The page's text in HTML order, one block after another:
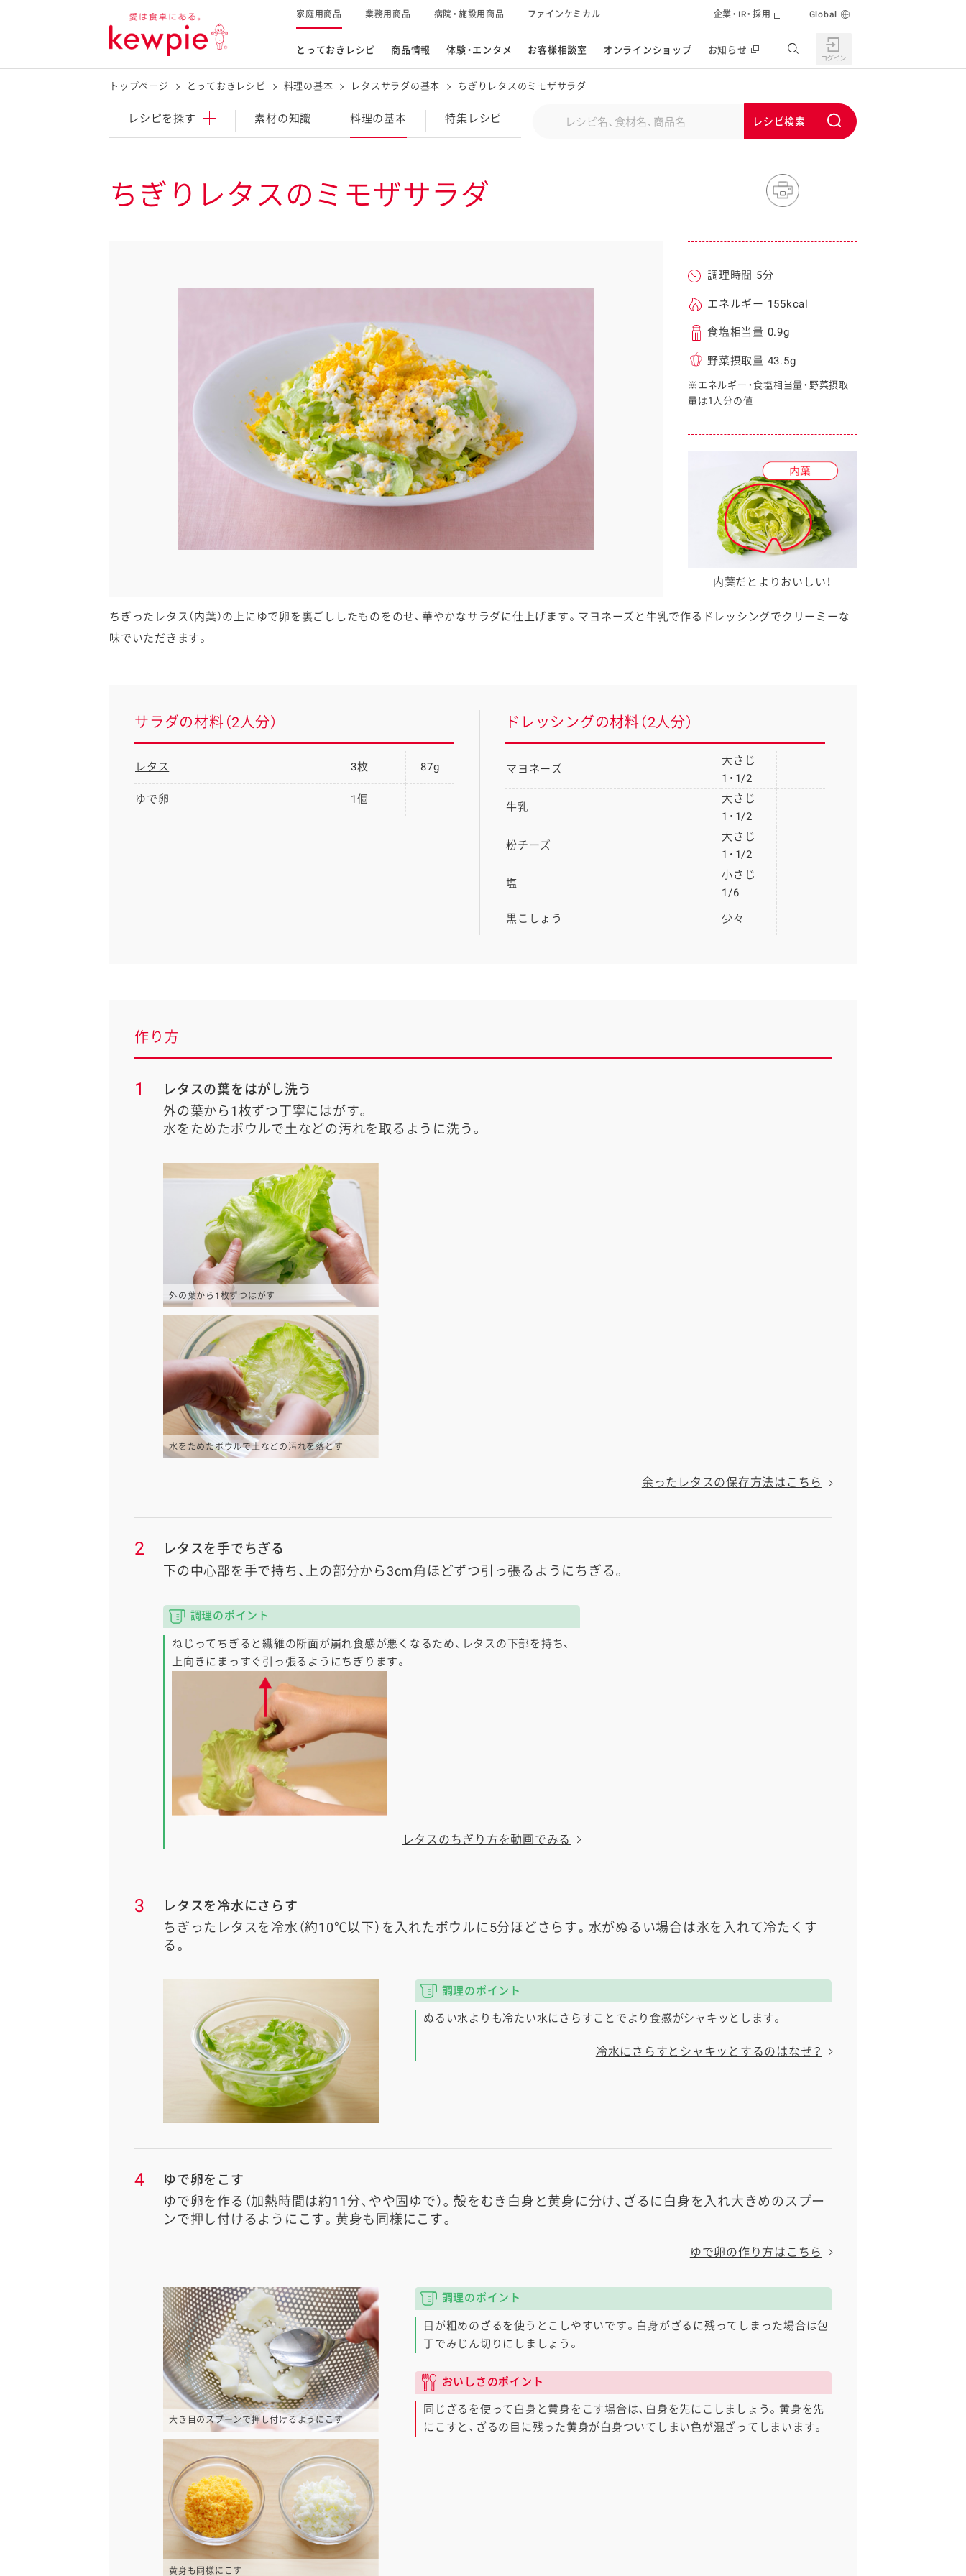
とっておきレシピ
料理の基本 特集レシピ
おすすめの特設サイト
キユーピー マヨネーズキッチン
明日もうれしい。サラダストック
おうちでミールストック
みんなの食と健康応援
商品情報
マヨネーズなど ドレッシングなど
介護食
ベビーフード・幼児食 栄養・健康ケア商品
サプリメントなど スキンケア用品
その他の商品サイト
体験・エンタメ
深谷テラス ヤサイな
おたのしみコンテンツ
キユーピー３分
クッキング
テレビ・ラジオ
キャンペーン・イベント
イベント協賛
お客様相談室 オンラインショップ お知らせ
家庭用商品 業務用商品 病院・施設用商品 ファインケミカル 企業・IR・採用
企業情報
株主・投資家の皆様へ
採用情報
Global
トップページ とっておきレシピ 料理の基本 レタスサラダの基本 ちぎりレタスのミモザサラダ
レシピを探す 素材の知識 料理の基本 特集 レシピ
m
ちぎりレタスのミモザサラダ
ちぎったレタス（内葉）の上にゆで卵を裏ごししたものをのせ、華やかなサラダに仕上げます。マヨネーズと牛乳で作るドレッシングでクリーミーな
味でいただきます。
調理時間 5分
エネルギー 155kcal
食塩相当量 0.9g
野菜摂取量 43.5g
※エネルギー・食塩相当量・野菜摂取
量は1人分の値
内葉だとよりおいしい！
サラダの材料（2人分）
レタス 3枚 87g
ゆで卵 1個
ドレッシングの材料（2人分）
マヨネーズ
大さじ
1・1/2
牛乳
大さじ
1・1/2
粉チーズ
大さじ
1・1/2
塩
小さじ
1/6
黒こしょう
少々
作り方
1
レタスの葉をはがし洗う
外の葉から1枚ずつ丁寧にはがす。
水をためたボウルで土などの汚れを取るように洗う。
外の葉から1枚ずつはがす
水をためたボウルで土などの汚れを落とす
余ったレタスの保存方法はこちら
2
レタスを手でちぎる
下の中心部を手で持ち、上の部分から3cm角ほどずつ引っ張るようにちぎる。
調理のポイント
ねじってちぎると繊維の断面が崩れ食感が悪くなるため、レタスの下部を持ち、
上向きにまっすぐ引っ張るようにちぎります。
レタスのちぎり方を動画でみる
3
レタスを冷水にさらす
ちぎったレタスを冷水（約10℃以下）を入れたボウルに5分ほどさらす。水がぬるい場合は氷を入れて冷たくす
る。
調理のポイント
ぬるい水よりも冷たい水にさらすことでより食感がシャキッとします。
冷水にさらすとシャキッとするのはなぜ？
4
ゆで卵をこす
ゆで卵を作る（加熱時間は約11分、やや固ゆで）。殻をむき白身と黄身に分け、ざるに白身を入れ大きめのスプー
ンで押し付けるようにこす。黄身も同様にこす。
ゆで卵の作り方はこちら
大き目のスプーンで押し付けるようにこす
黄身も同様にこす
調理のポイント
目が粗めのざるを使うとこしやすいです。白身がざるに残ってしまった場合は包
丁でみじん切りにしましょう。
おいしさのポイント
同じざるを使って白身と黄身をこす場合は、白身を先にこしましょう。黄身を先
にこすと、ざるの目に残った黄身が白身ついてしまい色が混ざってしまいます。